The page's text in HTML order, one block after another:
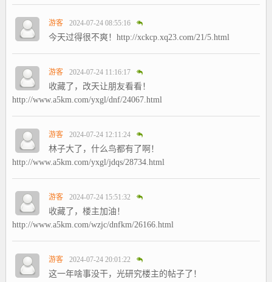
游客 2024-07-24 08:55:16
今天过得很不爽！http://xckcp.xq23.com/21/5.html
游客 2024-07-24 11:16:17
收藏了，改天让朋友看看！
http://www.a5km.com/yxgl/dnf/24067.html
游客 2024-07-24 12:11:24
林子大了，什么鸟都有了啊！
http://www.a5km.com/yxgl/jdqs/28734.html
游客 2024-07-24 15:51:32
收藏了，楼主加油！
http://www.a5km.com/wzjc/dnfkm/26166.html
游客 2024-07-24 20:01:22
这一年啥事没干，光研究楼主的帖子了！